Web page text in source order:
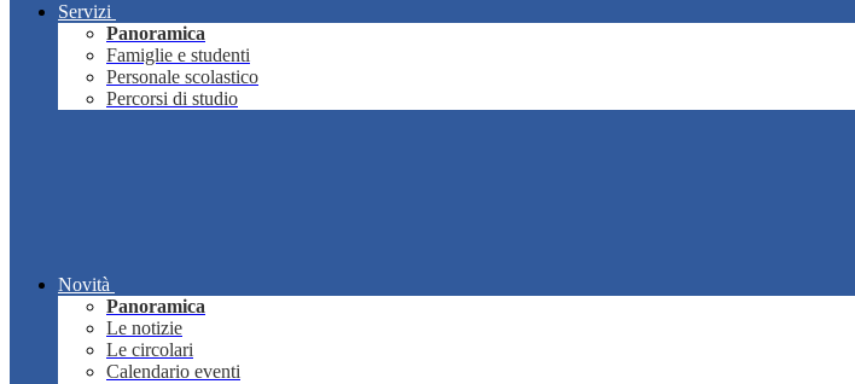
Servizi
Panoramica
Famiglie e studenti
Personale scolastico
Percorsi di studio
Novità
Panoramica
Le notizie
Le circolari
Calendario eventi